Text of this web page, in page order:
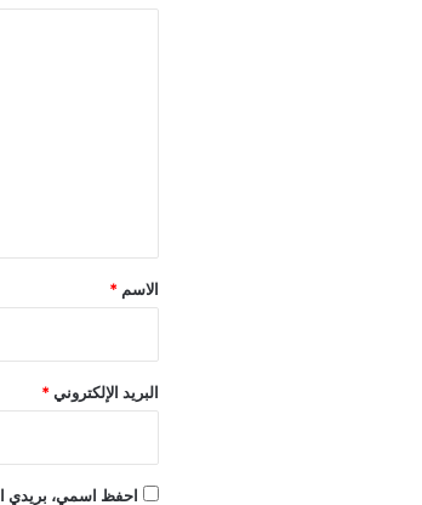
*
الاسم *
البريد الإلكتروني*
احفظ اسمي، بريدي